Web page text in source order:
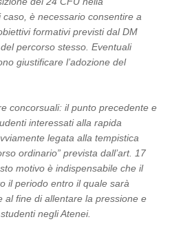
è necessario consentire a
formativi previsti dal DM
percorso stesso. Eventuali
giustificare l’adozione del
concorsuali: il punto precedente e
interessati alla rapida
legata alla tempistica
ordinario” prevista dall’art. 17
motivo è indispensabile che il
il periodo entro il quale sarà
al fine di allentare la pressione e
negli Atenei.